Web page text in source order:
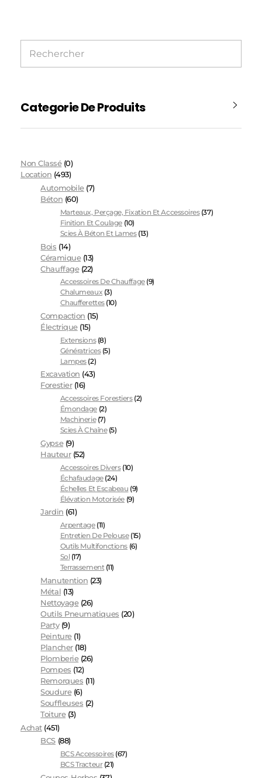
Categorie De Produits
Non Classé (0)
Location (493)
Automobile (7)
Béton (60)
Marteaux, Perçage, Fixation Et Accessoires (37)
Finition Et Coulage (10)
Scies À Béton Et Lames (13)
Bois (14)
Céramique (13)
Chauffage (22)
Accessoires De Chauffage (9)
Chalumeaux (3)
Chaufferettes (10)
Compaction (15)
Électrique (15)
Extensions (8)
Génératrices (5)
Lampes (2)
Excavation (43)
Forestier (16)
Accessoires Forestiers (2)
Émondage (2)
Machinerie (7)
Scies À Chaîne (5)
Gypse (9)
Hauteur (52)
Accessoires Divers (10)
Échafaudage (24)
Échelles Et Escabeau (9)
Élévation Motorisée (9)
Jardin (61)
Arpentage (11)
Entretien De Pelouse (15)
Outils Multifonctions (6)
Sol (17)
Terrassement (11)
Manutention (23)
Métal (13)
Nettoyage (26)
Outils Pneumatiques (20)
Party (9)
Peinture (1)
Plancher (18)
Plomberie (26)
Pompes (12)
Remorques (11)
Soudure (6)
Souffleuses (2)
Toiture (3)
Achat (451)
BCS (88)
BCS Accessoires (67)
BCS Tracteur (21)